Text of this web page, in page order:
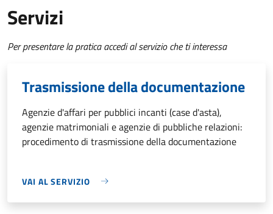
Servizi
Per presentare la pratica accedi al servizio che ti interessa
Trasmissione della documentazione
Agenzie d'affari per pubblici incanti (case d'asta),
agenzie matrimoniali e agenzie di pubbliche relazioni:
procedimento di trasmissione della documentazione
VAI AL SERVIZIO